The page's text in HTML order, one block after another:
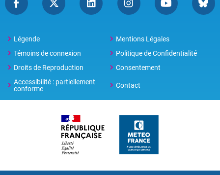
Légende
Mentions Légales
Témoins de connexion
Politique de Confidentialité
Droits de Reproduction
Consentement
Accessibilité : partiellement
conforme
Contact